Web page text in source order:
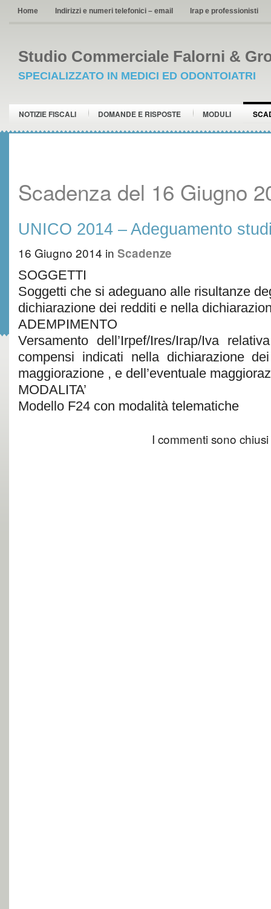
Home Indirizzi e numeri telefonici – email Irap e professionisti
Studio Commerciale Falorni &
SPECIALIZZATO IN MEDICI ED ODONTOIATRI
NOTIZIE FISCALI DOMANDE E RISPOSTE MODULI
Scadenza del 16 Giugno
UNICO 2014 – Adeguamento
16 Giugno 2014 in Scadenze
SOGGETTI
Soggetti che si adeguano alle risultanze
dichiarazione dei redditi e nella
ADEMPIMENTO
Versamento dell’Irpef/Ires/Irap/Iva
compensi indicati nella dichiarazione
maggiorazione , e dell’eventuale
MODALITA’
Modello F24 con modalità telematiche
I commenti sono chiusi